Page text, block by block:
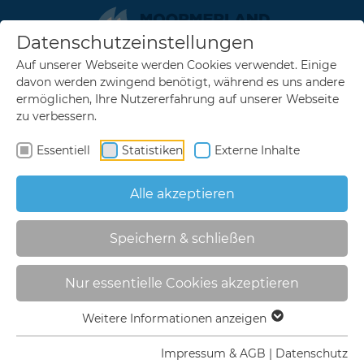
Datenschutzeinstellungen
Auf unserer Webseite werden Cookies verwendet. Einige
davon werden zwingend benötigt, während es uns andere
ermöglichen, Ihre Nutzererfahrung auf unserer Webseite
zu verbessern.
Essentiell Statistiken Externe Inhalte
Alle akzeptieren
Speichern & schließen
Nur essentielle Cookies akzeptieren
Weitere Informationen anzeigen
Impressum & AGB Datenschutz
zurück
Urlaubserlebnisse
Sehenswertes
Familienurlaub
typisch ostfriesisch
zurück
Rad & Wandern
Knotenpunktsystem
Radrouten in Moormerland
Rastplätze
Lastenrad Meta
Wanderweg Möncheweg
zurück
Übernachten
Unterkunftssuche
Prospekte bestellen
zurück
Veranstaltungen
Veranstaltungskalender
Veranstaltung melden
zurück
Service
Gästebefragung
Prospekte bestellen
Prospekte online lesen
Urlaubserinnerung/Souvenirs
Gästekarte / Gästebeitrag
Urlauberbus
Menu
MOORMERLAND TOURISMUS RAD & WANDERN